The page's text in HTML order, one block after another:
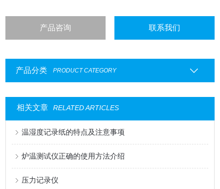
产品咨询 联系我们
产品分类 PRODUCT CATEGORY
相关文章 RELATED ARTICLES
温湿度记录纸的特点及注意事项
炉温测试仪正确的使用方法介绍
压力记录仪